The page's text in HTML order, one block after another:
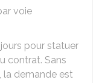
voie
pour statuer
contrat. Sans
la demande est